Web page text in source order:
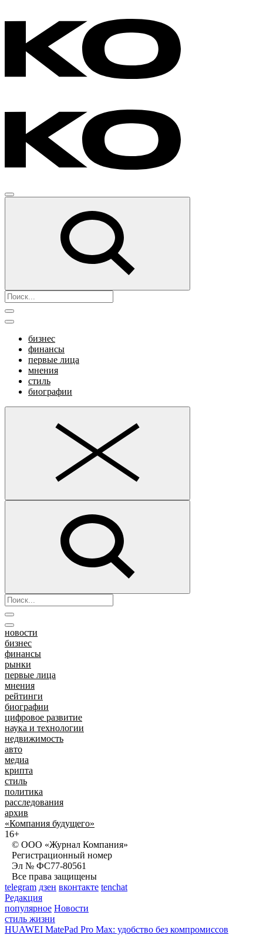
бизнес
финансы
первые лица
мнения
стиль
биографии
новости
бизнес
финансы
рынки
первые лица
мнения
рейтинги
биографии
цифровое развитие
наука и технологии
недвижимость
авто
медиа
крипта
стиль
политика
расследования
архив
«Компания будущего»
16+
© ООО «Журнал Компания»
Регистрационный номер
Эл № ФС77-80561
Все права защищены
telegram дзен вконтакте tenchat
Редакция
популярное Новости
стиль жизни
HUAWEI MatePad Pro Max: удобство без компромиссов